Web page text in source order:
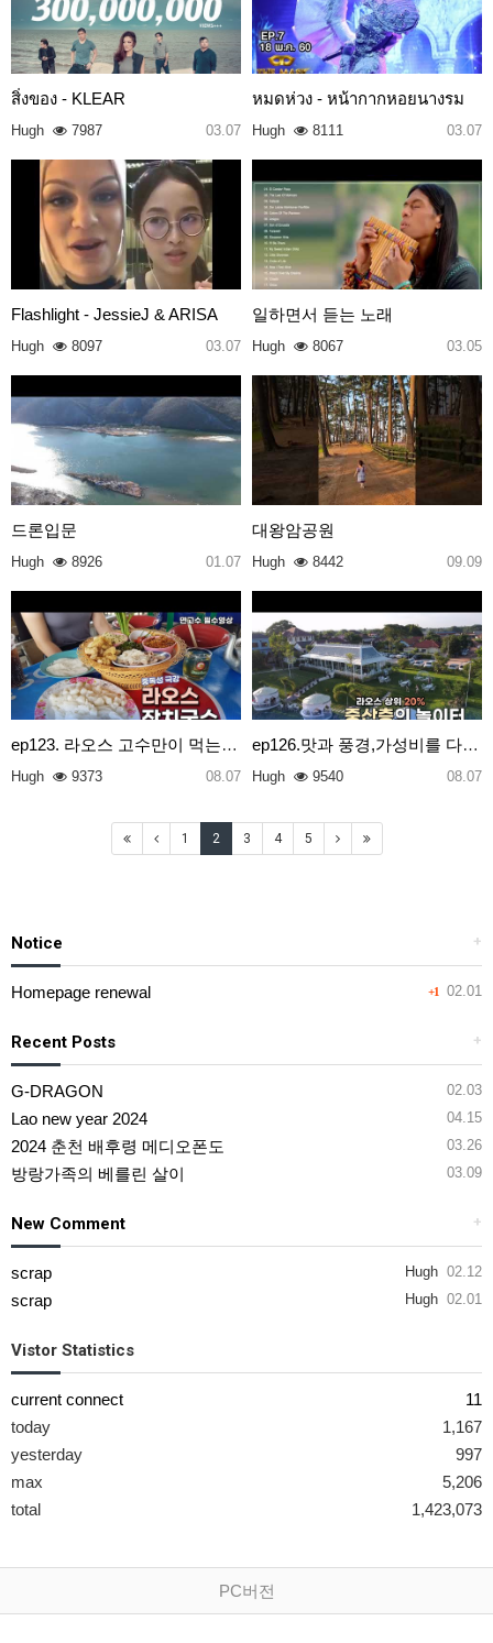
สิ่งของ - KLEAR
Hugh 7987 03.07
หมดห่วง - หน้ากากหอยนางรม
Hugh 8111 03.07
Flashlight - JessieJ & ARISA
Hugh 8097 03.07
일하면서 듣는 노래
Hugh 8067 03.05
드론입문
Hugh 8926 01.07
대왕암공원
Hugh 8442 09.09
ep123. 라오스 고수만이 먹는 다는 전설의 국수
Hugh 9373 08.07
ep126.맛과 풍경,가성비를 다잡은 라오스의 핫플2곳
Hugh 9540 08.07
1 2 3 4 5
+
Notice
+1 02.01
Homepage renewal
+
Recent Posts
02.03
G-DRAGON
04.15
Lao new year 2024
03.26
2024 춘천 배후령 메디오폰도
03.09
방랑가족의 베를린 살이
+
New Comment
Hugh 02.12
scrap
Hugh 02.01
scrap
Vistor Statistics
current connect
11
today
1,167
yesterday
997
max
5,206
total
1,423,073
PC버전